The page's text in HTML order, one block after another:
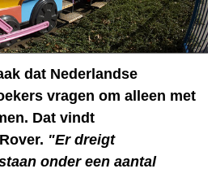
dat Nederlandse
vragen om alleen met
Dat vindt
"Er dreigt
onder een aantal